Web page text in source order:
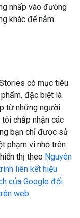
nhấp vào đường
khác để nắm
có mục tiêu
đặc biệt là
từ những người
chấp nhận các
bạn chỉ được sử
phạm vi nhỏ trên
thị theo Nguyên
liên kết hiệu
của Google đối
web.